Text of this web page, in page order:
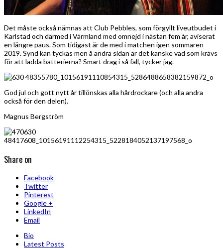
Det måste också nämnas att Club Pebbles, som förgyllt liveutbudet i
Karlstad och därmed i Värmland med omnejd i nästan fem år, aviserat
en längre paus. Som tidigast är de med i matchen igen sommaren
2019. Synd kan tyckas men å andra sidan är det kanske vad som krävs
för att ladda batterierna? Smart drag i så fall, tycker jag.
God jul och gott nytt år tillönskas alla hårdrockare (och alla andra
också för den delen).
Magnus Bergström
Share on
Facebook
Twitter
Pinterest
Google +
LinkedIn
Email
Bio
Latest Posts